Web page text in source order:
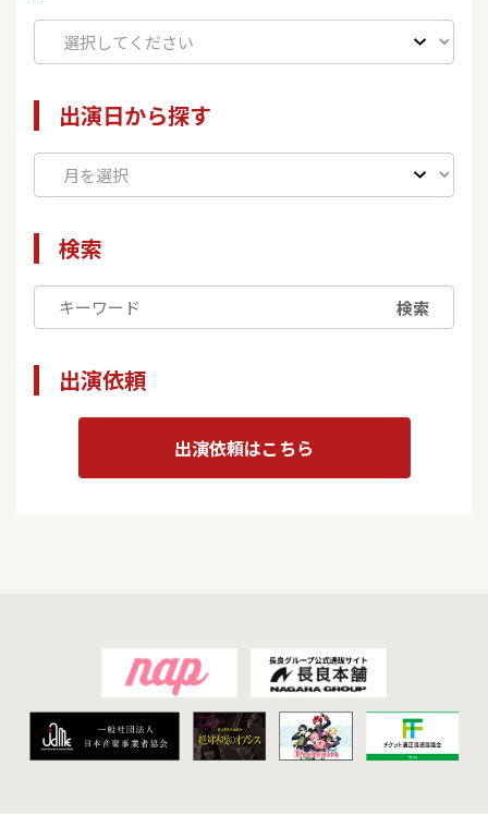
出演日から探す
検索
検索
出演依頼
出演依頼はこちら